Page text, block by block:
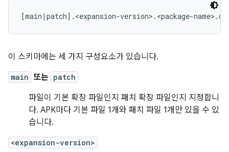
이 스키마에는 세 가지 구성요소가 있습니다.
main 또는 patch
파일이 기본 확장 파일인지 패치 확장 파일인지 지정합니
다. APK마다 기본 파일 1개와 패치 파일 1개만 있을 수 있
습니다.
<expansion-version>